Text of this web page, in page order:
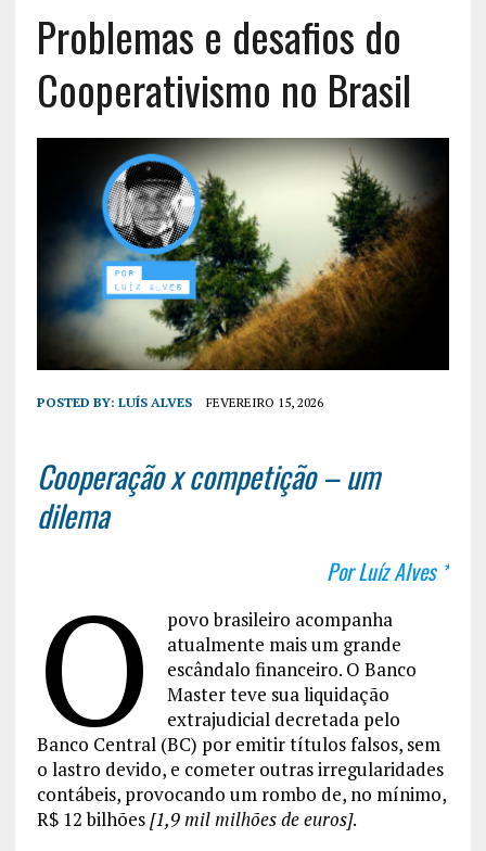
Problemas e desafios do
Cooperativismo no Brasil
POSTED BY: LUÍS ALVES FEVEREIRO 15, 2026
Cooperação x competição – um
dilema
Por Luíz Alves *
O
povo brasileiro acompanha
atualmente mais um grande
escândalo financeiro. O Banco
Master teve sua liquidação
extrajudicial decretada pelo
Banco Central (BC) por emitir títulos falsos, sem
o lastro devido, e cometer outras irregularidades
contábeis, provocando um rombo de, no mínimo,
R$ 12 bilhões[1,9 mil milhões de euros].